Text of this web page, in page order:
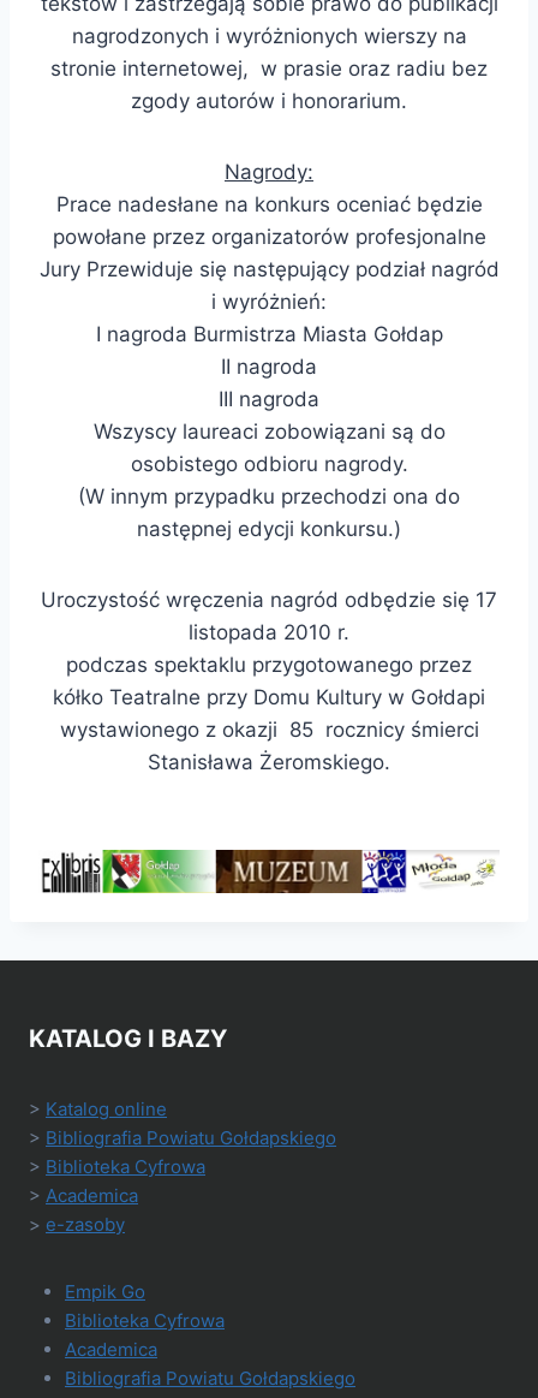
nagrodzonych i wyróżnionych wierszy na
stronie internetowej, w prasie oraz radiu bez
zgody autorów i honorarium.
Nagrody:
Prace nadesłane na konkurs oceniać będzie
powołane przez organizatorów profesjonalne
Jury Przewiduje się następujący podział nagród
i wyróżnień:
I nagroda Burmistrza Miasta Gołdap
II nagroda
III nagroda
Wszyscy laureaci zobowiązani są do
osobistego odbioru nagrody.
(W innym przypadku przechodzi ona do
następnej edycji konkursu.)
Uroczystość wręczenia nagród odbędzie się 17
listopada 2010 r.
podczas spektaklu przygotowanego przez
kółko Teatralne przy Domu Kultury w Gołdapi
wystawionego z okazji 85 rocznicy śmierci
Stanisława Żeromskiego.
KATALOG I BAZY
> Katalog online
> Bibliografia Powiatu Gołdapskiego
> Biblioteka Cyfrowa
> Academica
> e-zasoby
Empik Go
Biblioteka Cyfrowa
Academica
Bibliografia Powiatu Gołdapskiego